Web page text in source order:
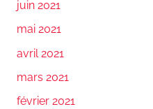
juin 2021
mai 2021
avril 2021
mars 2021
février 2021